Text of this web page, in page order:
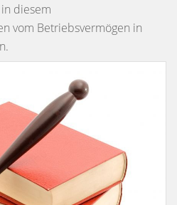
diesem
vom Betriebsvermögen in